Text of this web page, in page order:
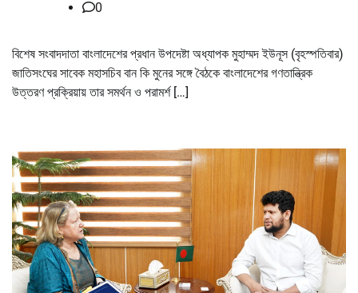
0
বিশেষ সংবাদদাতা বাংলাদেশের প্রধান উপদেষ্টা অধ্যাপক মুহাম্মদ ইউনূস (বৃহস্পতিবার)
জাতিসংঘের সাবেক মহাসচিব বান কি মুনের সঙ্গে বৈঠকে বাংলাদেশের গণতান্ত্রিক
উত্তরণ প্রক্রিয়ায় তার সমর্থন ও পরামর্শ […]